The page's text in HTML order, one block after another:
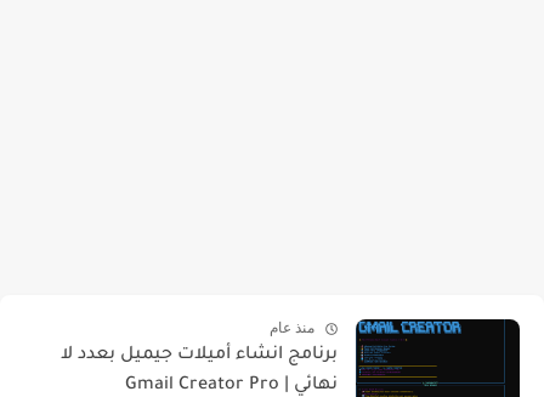
منذ عام
برنامج انشاء أميلات جيميل بعدد لا
نهائي | Gmail Creator Pro